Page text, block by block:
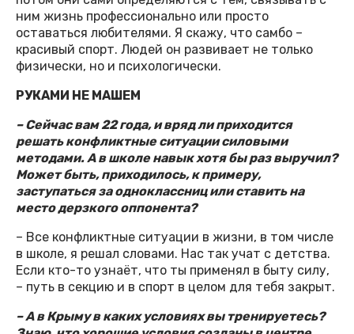
ним жизнь профессионально или просто
оставаться любителями. Я скажу, что самбо –
красивый спорт. Людей он развивает не только
физически, но и психологически.
РУКАМИ НЕ МАШЕМ
– Сейчас вам 22 года, и вряд ли приходится
решать конфликтные ситуации силовыми
методами. А в школе навык хотя бы раз выручил?
Может быть, приходилось, к примеру,
заступаться за одноклассниц или ставить на
место дерзкого оппонента?
– Все конфликтные ситуации в жизни, в том числе
в школе, я решал словами. Нас так учат с детства.
Если кто-то узнаёт, что ты применял в быту силу,
– путь в секцию и в спорт в целом для тебя закрыт.
– А в Крыму в каких условиях вы тренируетесь?